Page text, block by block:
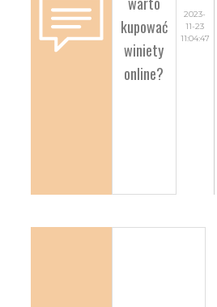
kupować
winiety
online?
2023-
11-23
11:04:47